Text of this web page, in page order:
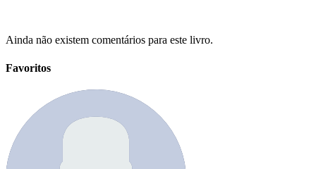
Ainda não existem comentários para este livro.
Favoritos